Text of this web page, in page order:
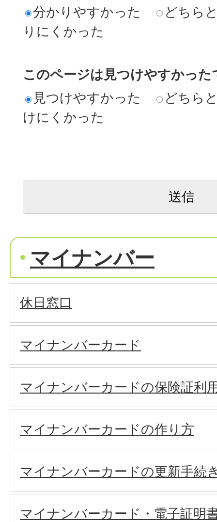
分かりやすかった
どちら
りにくかった
このページは見つけやすかった
見つけやすかった
どちら
けにくかった
マイナンバー
休日窓口
マイナンバーカード
マイナンバーカードの保険証利
マイナンバーカードの作り方
マイナンバーカードの更新手続
マイナンバーカード・電子証明